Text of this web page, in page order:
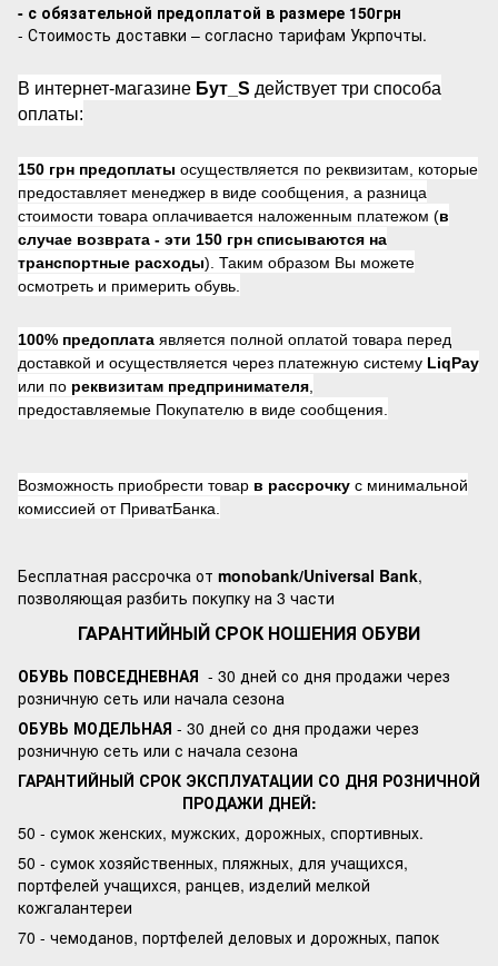
- с обязательной предоплатой в размере 150грн
- Стоимость доставки – согласно тарифам Укрпочты.
В интернет-магазине Бут_S действует три способа
оплаты:
150 грн предоплаты осуществляется по реквизитам, которые
предоставляет менеджер в виде сообщения, а разница
стоимости товара оплачивается наложенным платежом (в
случае возврата - эти 150 грн списываются на
транспортные расходы). Таким образом Вы можете
осмотреть и примерить обувь.
100% предоплата является полной оплатой товара перед
доставкой и осуществляется через платежную систему LiqPay
или по реквизитам предпринимателя
предоставляемые Покупателю в виде сообщения.
Возможность приобрести товар в рассрочку с минимальной
комиссией от ПриватБанка.
Бесплатная рассрочка от monobank/Universal Bank,
позволяющая разбить покупку на 3 части
ГАРАНТИЙНЫЙ СРОК НОШЕНИЯ ОБУВИ
ОБУВЬ ПОВСЕДНЕВНАЯ - 30 дней со дня продажи через
розничную сеть или начала сезона
ОБУВЬ МОДЕЛЬНАЯ - 30 дней со дня продажи через
розничную сеть или с начала сезона
ГАРАНТИЙНЫЙ СРОК ЭКСПЛУАТАЦИИ СО ДНЯ РОЗНИЧНОЙ
ПРОДАЖИ ДНЕЙ:
50 - сумок женских, мужских, дорожных, спортивных.
50 - сумок хозяйственных, пляжных, для учащихся,
портфелей учащихся, ранцев, изделий мелкой
кожгалантереи
70 - чемоданов, портфелей деловых и дорожных, папок